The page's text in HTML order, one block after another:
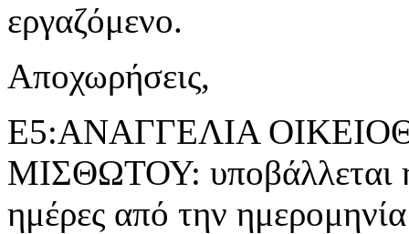
εργαζόμενο.
Αποχωρήσεις,
Ε5:ΑΝΑΓΓΕΛΙΑ
ΜΙΣΘΩΤΟΥ: υποβάλλεται
ημέρες από την